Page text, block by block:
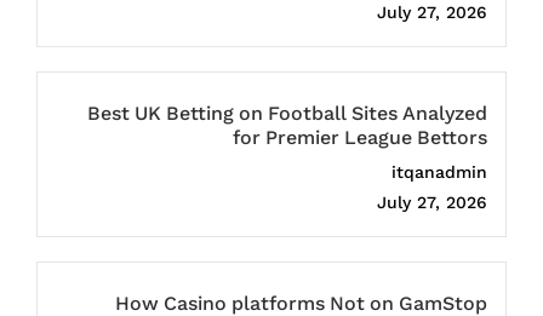
July 27, 2026
Best UK Betting on Football Sites Analyzed
for Premier League Bettors
itqanadmin
July 27, 2026
How Casino platforms Not on GamStop